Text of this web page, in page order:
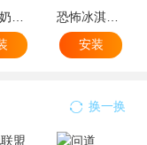
安装
换一换